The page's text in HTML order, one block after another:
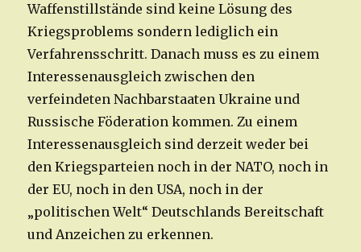
Waffenstillstände sind keine Lösung des
Kriegsproblems sondern lediglich ein
Verfahrensschritt. Danach muss es zu einem
Interessenausgleich zwischen den
verfeindeten Nachbarstaaten Ukraine und
Russische Föderation kommen. Zu einem
Interessenausgleich sind derzeit weder bei
den Kriegsparteien noch in der NATO, noch in
der EU, noch in den USA, noch in der
„politischen Welt“ Deutschlands Bereitschaft
und Anzeichen zu erkennen.